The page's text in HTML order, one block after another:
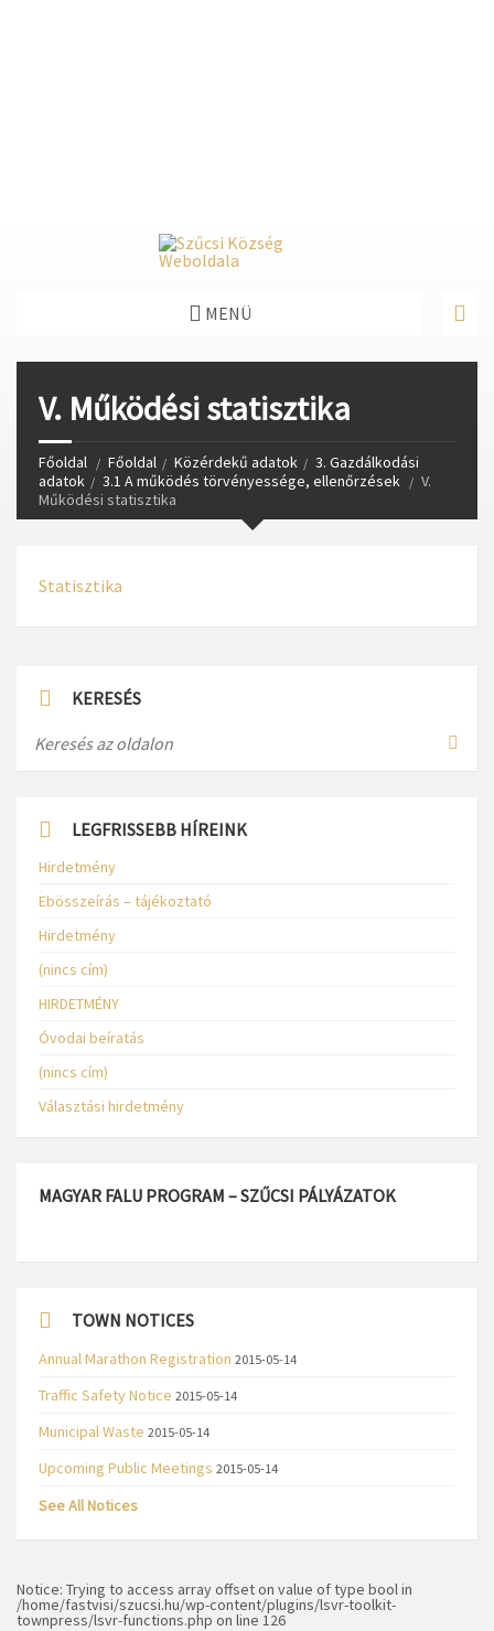
MENÜ
V. Működési statisztika
Főoldal Főoldal Közérdekű adatok
3. Gazdálkodási
adatok
3.1 A működés törvényessége, ellenőrzések
V.
Működési statisztika
Statisztika
KERESÉS
LEGFRISSEBB HÍREINK
Hirdetmény
Ebösszeírás – tájékoztató
Hirdetmény
(nincs cím)
HIRDETMÉNY
Óvodai beíratás
(nincs cím)
Választási hirdetmény
MAGYAR FALU PROGRAM – SZŰCSI PÁLYÁZATOK
TOWN NOTICES
Annual Marathon Registration 2015-05-14
Traffic Safety Notice 2015-05-14
Municipal Waste 2015-05-14
Upcoming Public Meetings 2015-05-14
See All Notices
Notice: Trying to access array offset on value of type bool in
/home/fastvisi/szucsi.hu/wp-content/plugins/lsvr-toolkit-
townpress/lsvr-functions.php on line 126